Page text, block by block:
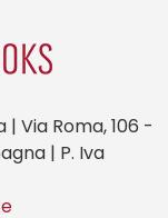
| Via Roma, 106 -
| P. Iva